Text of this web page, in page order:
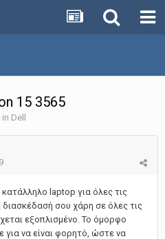
15 3565
in Dell
laptop για όλες τις
σου χάρη σε όλες τις
εξοπλισμένο. Το όμορφο
για να είναι φορητό, ώστε να